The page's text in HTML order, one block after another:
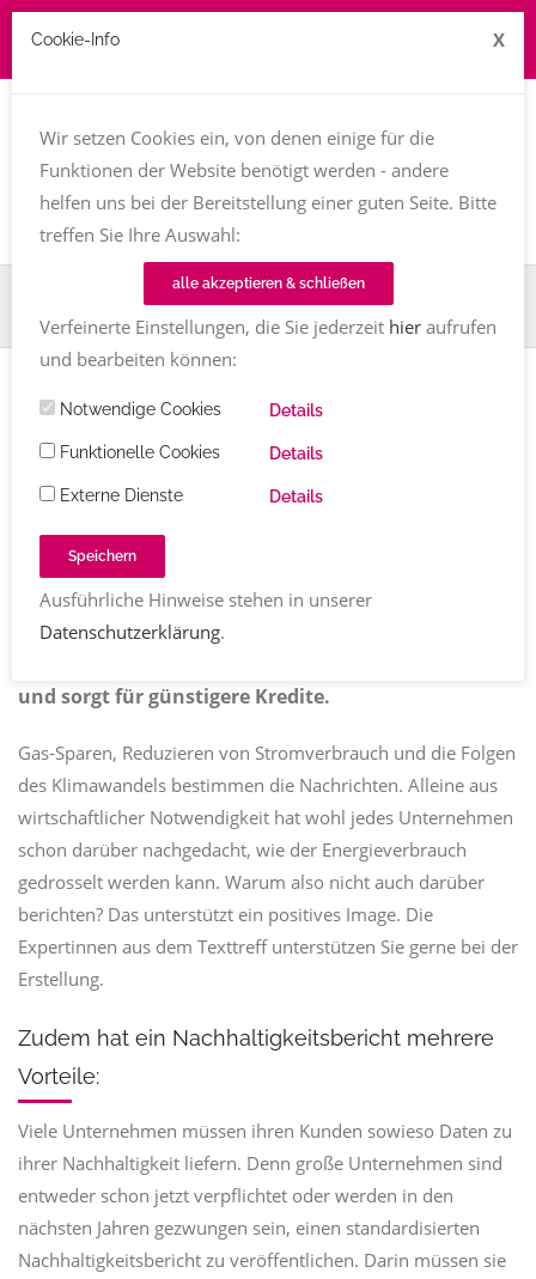
TT-Magazin Wissen Tipps & Hilfen
Darum lohnt sich ein Nachhaltigkeitsbericht
WISSEN/TIPPS & HILFEN AKTUELLES
Darum lohnt sich ein
Nachhaltigkeitsbericht
Redaktion Texttreff
Share
Tanja Heil:Ein Text über die Bemühungen um mehr
und sorgt für günstigere Kredite.
Gas-Sparen, Reduzieren von Stromverbrauch und die Folgen
des Klimawandels bestimmen die Nachrichten. Alleine aus
wirtschaftlicher Notwendigkeit hat wohl jedes Unternehmen
schon darüber nachgedacht, wie der Energieverbrauch
gedrosselt werden kann. Warum also nicht auch darüber
berichten? Das unterstützt ein positives Image. Die
Expertinnen aus dem Texttreff unterstützen Sie gerne bei der
Erstellung.
Zudem hat ein Nachhaltigkeitsbericht mehrere
Vorteile:
Viele Unternehmen müssen ihren Kunden sowieso Daten zu
ihrer Nachhaltigkeit liefern. Denn große Unternehmen sind
entweder schon jetzt verpflichtet oder werden in den
nächsten Jahren gezwungen sein, einen standardisierten
Nachhaltigkeitsbericht zu veröffentlichen. Darin müssen sie
Cookie-Info X
Wir setzen Cookies ein, von denen einige für die
Funktionen der Website benötigt werden - andere
helfen uns bei der Bereitstellung einer guten Seite. Bitte
treffen Sie Ihre Auswahl:
alle akzeptieren & schließen
Verfeinerte Einstellungen, die Sie jederzeit hieraufrufen
und bearbeiten können:
Notwendige Cookies Details
Funktionelle Cookies Details
Externe Dienste Details
Speichern
Ausführliche Hinweise stehen in unserer
Datenschutzerklärung.